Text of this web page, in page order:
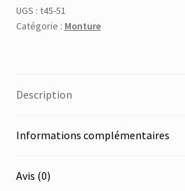
Réinitialisation du mot de passe
UGS : t45-51
Catégorie : Monture
Description
Informations complémentaires
Avis (0)